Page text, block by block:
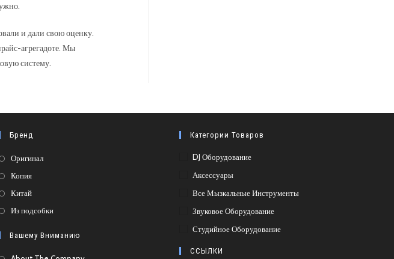
и дали свою оценку.
агрегадоте. Мы
систему.
Бренд
ОригиналОткроется
КопияОткроется
в
КитайОткроется
в
вкладке
Из подсобкиОткроется
новой
вкладке
Вашему Вниманию
Категории Товаров
DJ Оборудование
Аксессуары
Все Мызкальные Инструменты
Звуковое Оборудование
Студийное Оборудование
ССЫЛКИ